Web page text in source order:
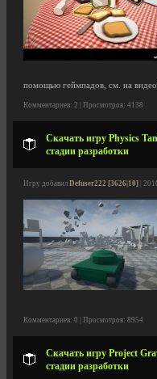
помощью геймпадов, см. на
Комментариев: 2 | Просмотров: 4138
Скачать игру Physics
стадии разработки
Игру добавил Defuser222 [3626|10] |
Комментариев: 0 | Просмотров: 8954
Скачать игру Project
стадии разработки